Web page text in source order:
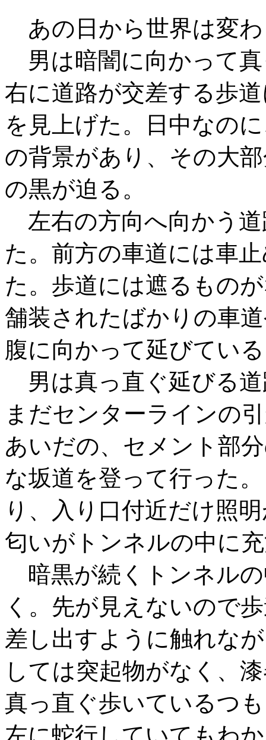
あの日から世界は変
男は暗闇に向かって
右に道路が交差する歩
を見上げた。日中なの
の背景があり、その大
の黒が迫る。
左右の方向へ向かう
た。前方の車道には車
た。歩道には遮るもの
舗装されたばかりの車
腹に向かって延びてい
男は真っ直ぐ延びる
まだセンターラインの
あいだの、セメント部
な坂道を登って行った
り、入り口付近だけ照
匂いがトンネルの中に
暗黒が続くトンネル
く。先が見えないので
差し出すように触れな
しては突起物がなく、
真っ直ぐ歩いているつ